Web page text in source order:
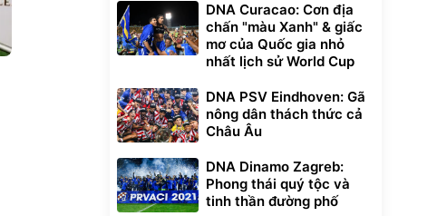
DNA Curacao: Cơn địa
chấn "màu Xanh" & giấc
mơ của Quốc gia nhỏ
nhất lịch sử World Cup
DNA PSV Eindhoven: Gã
nông dân thách thức cả
Châu Âu
DNA Dinamo Zagreb:
Phong thái quý tộc và
tinh thần đường phố